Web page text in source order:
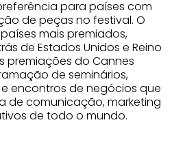
para países com
de peças no festival. O
mais premiados,
de Estados Unidos e Reino
premiações do Cannes
de seminários,
encontros de negócios que
de comunicação, marketing
de todo o mundo.